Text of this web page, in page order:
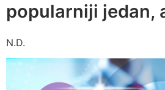
popularniji jedan,
N.D.